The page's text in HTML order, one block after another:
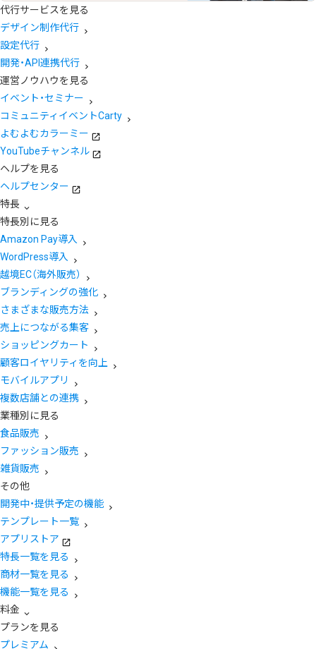
代行サービスを見る
デザイン制作代行
設定代行
開発・API連携代行
運営ノウハウを見る
イベント・セミナー
コミュニティイベントCarty
よむよむカラーミー
YouTubeチャンネル
ヘルプを見る
ヘルプセンター
特長
特長別に見る
Amazon Pay導入
WordPress導入
越境EC（海外販売）
ブランディングの強化
さまざまな販売方法
売上につながる集客
ショッピングカート
顧客ロイヤリティを向上
モバイルアプリ
複数店舗との連携
業種別に見る
食品販売
ファッション販売
雑貨販売
その他
開発中・提供予定の機能
テンプレート一覧
アプリストア
特長一覧を見る
商材一覧を見る
機能一覧を見る
料金
プランを見る
プレミアム